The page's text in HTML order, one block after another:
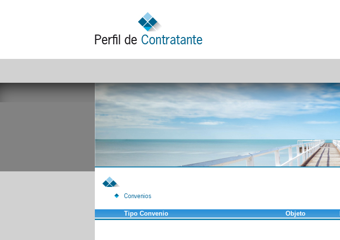
Convenios
Tipo Convenio Objeto